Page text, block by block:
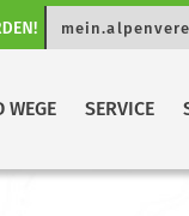
WEGE SERVICE